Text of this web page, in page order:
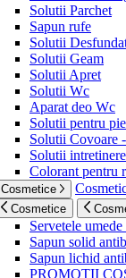
Solutii Parchet
Sapun rufe
Solutii
Solutii Geam
Solutii Apret
Solutii Wc
Aparat deo Wc
Solutii pentru
Solutii Covoare
Solutii
Colorant pentru
Cosmetice
Cosmetice
Servetele
Sapun solid
Sapun lichid
PROMOTII